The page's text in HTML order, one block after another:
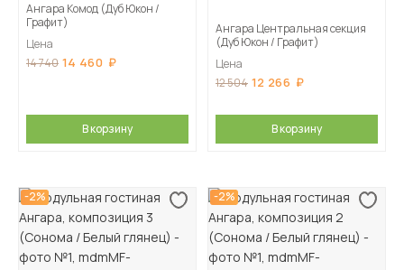
Ангара Комод (Дуб Юкон /
Графит)
Цена
14 740 14 460
В корзину
Ангара Центральная секция
(Дуб Юкон / Графит)
Цена
12 504 12 266
В корзину
-2% -2%